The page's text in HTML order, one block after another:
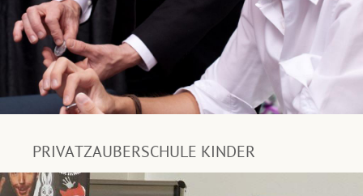
PRIVATZAUBERSCHULE KINDER